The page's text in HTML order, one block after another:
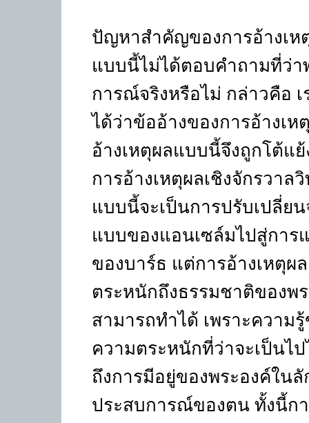
ปัญหาสำคัญของการอ้างเห
แบบนี้ไม่ได้ตอบคำถามที่ว่า
การณ์จริงหรือไม่ กล่าวคือ
ได้ว่าข้ออ้างของการอ้างเ
อ้างเหตุผลแบบนี้จึงถูกโต้แ
การอ้างเหตุผลเชิงจักรวาล
แบบนี้จะเป็นการปรับเปลี่ย
แบบของแอนเซล์มไปสู่การ
ของบาร์ธ แต่การอ้างเหตุ
ตระหนักถึงธรรมชาติของพ
สามารถทำได้ เพราะความ
ความตระหนักที่ว่าจะเป็นไ
ถึงการมีอยู่ของพระองค์ใน
ประสบการณ์ของตน ทั้งนี้ก